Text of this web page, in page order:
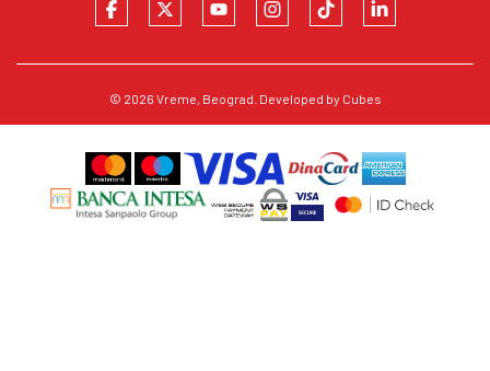
© 2026 Vreme, Beograd. Developed by Cubes